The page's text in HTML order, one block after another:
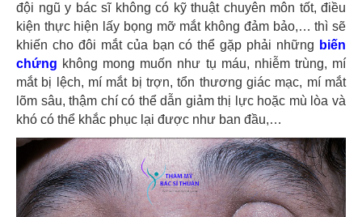
đội ngũ y bác sĩ không có kỹ thuật chuyên môn tốt, điều
kiện thực hiện lấy bọng mỡ mắt không đảm bảo,… thì sẽ
khiến cho đôi mắt của bạn có thể gặp phải những biến
chứng không mong muốn như tụ máu, nhiễm trùng, mí
mắt bị lệch, mí mắt bị trợn, tổn thương giác mạc, mí mắt
lõm sâu, thậm chí có thể dẫn giảm thị lực hoặc mù lòa và
khó có thể khắc phục lại được như ban đầu,…